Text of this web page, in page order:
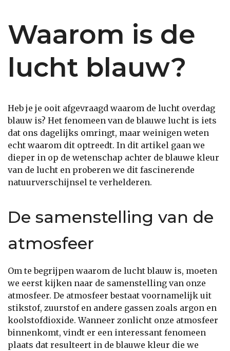
Waarom is de
lucht blauw?
Heb je je ooit afgevraagd waarom de lucht overdag
blauw is? Het fenomeen van de blauwe lucht is iets
dat ons dagelijks omringt, maar weinigen weten
echt waarom dit optreedt. In dit artikel gaan we
dieper in op de wetenschap achter de blauwe kleur
van de lucht en proberen we dit fascinerende
natuurverschijnsel te verhelderen.
De samenstelling van de
atmosfeer
Om te begrijpen waarom de lucht blauw is, moeten
we eerst kijken naar de samenstelling van onze
atmosfeer. De atmosfeer bestaat voornamelijk uit
stikstof, zuurstof en andere gassen zoals argon en
koolstofdioxide. Wanneer zonlicht onze atmosfeer
binnenkomt, vindt er een interessant fenomeen
plaats dat resulteert in de blauwe kleur die we